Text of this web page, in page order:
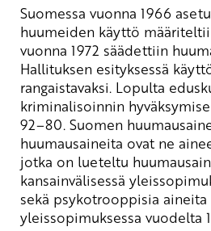
Suomessa vuonna 1966
huumeiden käyttö
vuonna 1972 säädettiin
Hallituksen esityksessä
rangaistavaksi. Lopulta
kriminalisoinnin
92–80. Suomen
huumausaineita ovat ne
jotka on lueteltu
kansainvälisessä
sekä psykotrooppisia aineita
yleissopimuksessa vuodelta